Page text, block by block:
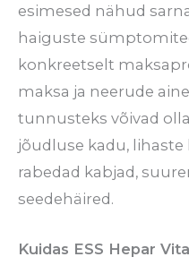
esimesed nähud
haiguste
konkreetselt
maksa ja neerude
tunnusteks võivad
jõudluse kadu,
rabedad kabjad,
seedehäired.
Kuidas ESS Hepar